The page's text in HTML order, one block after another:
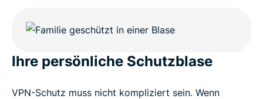
Ihre persönliche Schutzblase
VPN-Schutz muss nicht kompliziert sein. Wenn